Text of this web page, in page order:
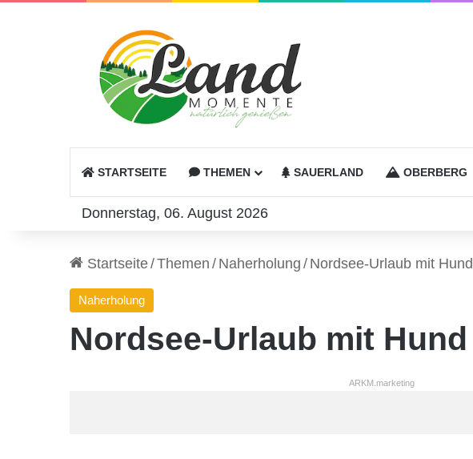
STARTSEITE THEMEN SAUERLAND OBERBERG
Donnerstag, 06. August 2026
Startseite/Themen / Naherholung / Nordsee-Urlaub mit Hund
Naherholung
Nordsee-Urlaub mit Hund
ARKM.marketing